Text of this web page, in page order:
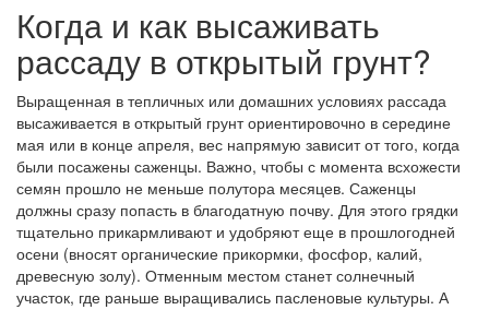
Когда и как высаживать
рассаду в открытый грунт?
Выращенная в тепличных или домашних условиях рассада
высаживается в открытый грунт ориентировочно в середине
мая или в конце апреля, вес напрямую зависит от того, когда
были посажены саженцы. Важно, чтобы с момента всхожести
семян прошло не меньше полутора месяцев. Саженцы
должны сразу попасть в благодатную почву. Для этого грядки
тщательно прикармливают и удобряют еще в прошлогодней
осени (вносят органические прикормки, фосфор, калий,
древесную золу). Отменным местом станет солнечный
участок, где раньше выращивались пасленовые культуры. А